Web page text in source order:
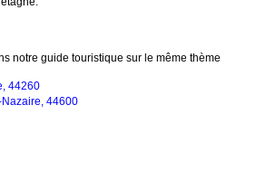
notre guide touristique sur le même thème
44260
Nazaire, 44600